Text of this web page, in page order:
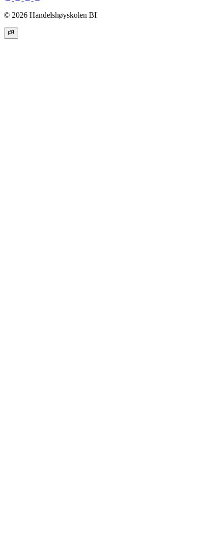
© 2026 Handelshøyskolen BI